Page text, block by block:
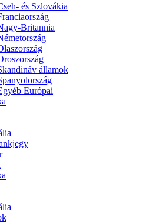
és Szlovákia
Britannia
államok
Európai